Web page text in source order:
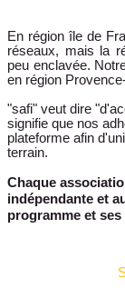
En région île de
réseaux, mais la
peu enclavée.
en région
"safi" veut dire
signifie que nos
plateforme afin
terrain.
Chaque
indépendante et
programme et